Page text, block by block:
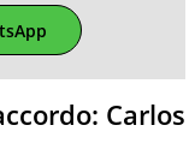
Carlos